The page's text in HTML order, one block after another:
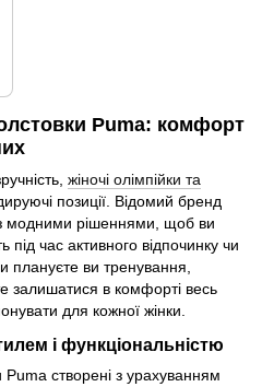
Puma: комфорт
жіночі олімпійки та
позиції. Відомий бренд
з модними рішеннями, щоб ви
під час активного відпочинку чи
плануєте ви тренування,
залишатися в комфорті весь
для кожної жінки.
і функціональністю
Puma створені з урахуванням